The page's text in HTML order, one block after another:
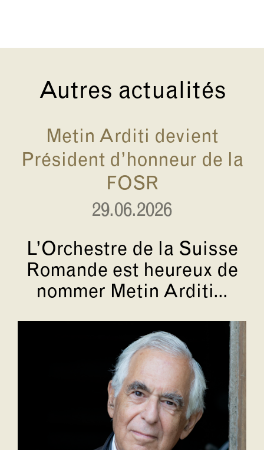
Autres actualités
Metin Arditi devient
Président d’honneur de la
FOSR
29.06.2026
L’Orchestre de la Suisse
Romande est heureux de
nommer Metin Arditi...